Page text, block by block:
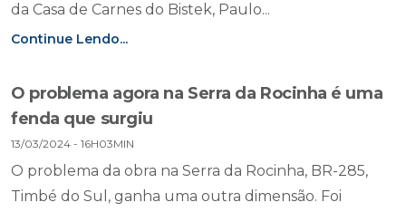
da Casa de Carnes do Bistek, Paulo...
Continue Lendo...
O problema agora na Serra da Rocinha é uma
fenda que surgiu
13/03/2024 - 16H03MIN
O problema da obra na Serra da Rocinha, BR-285,
Timbé do Sul, ganha uma outra dimensão. Foi